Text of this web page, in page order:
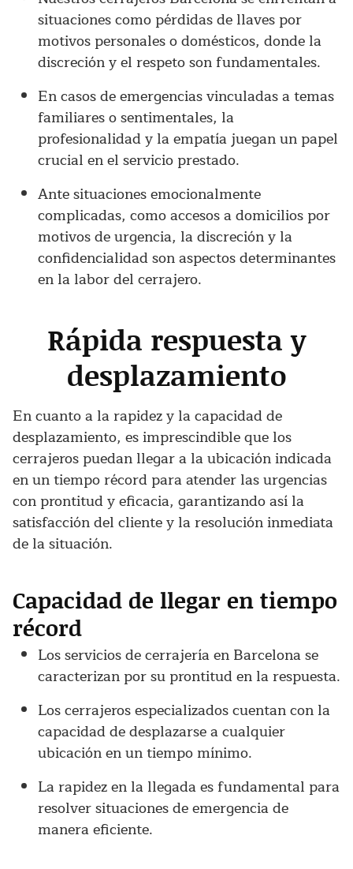
situaciones como pérdidas de llaves por
motivos personales o domésticos, donde la
discreción y el respeto son fundamentales.
En casos de emergencias vinculadas a temas
familiares o sentimentales, la
profesionalidad y la empatía juegan un papel
crucial en el servicio prestado.
Ante situaciones emocionalmente
complicadas, como accesos a domicilios por
motivos de urgencia, la discreción y la
confidencialidad son aspectos determinantes
en la labor del cerrajero.
Rápida respuesta y
desplazamiento
En cuanto a la rapidez y la capacidad de
desplazamiento, es imprescindible que los
cerrajeros puedan llegar a la ubicación indicada
en un tiempo récord para atender las urgencias
con prontitud y eficacia, garantizando así la
satisfacción del cliente y la resolución inmediata
de la situación.
Capacidad de llegar en tiempo
récord
Los servicios de cerrajería en Barcelona se
caracterizan por su prontitud en la respuesta.
Los cerrajeros especializados cuentan con la
capacidad de desplazarse a cualquier
ubicación en un tiempo mínimo.
La rapidez en la llegada es fundamental para
resolver situaciones de emergencia de
manera eficiente.